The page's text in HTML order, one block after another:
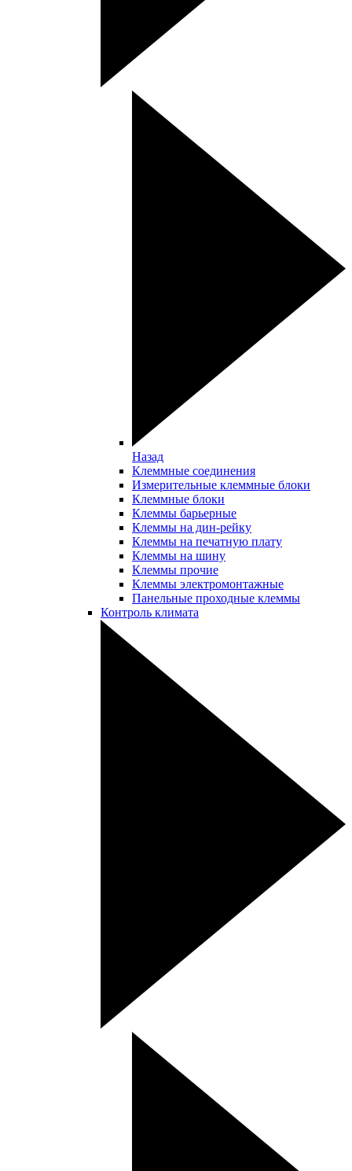
Назад
Клеммные соединения
Измерительные клеммные блоки
Клеммные блоки
Клеммы барьерные
Клеммы на дин-рейку
Клеммы на печатную плату
Клеммы на шину
Клеммы прочие
Клеммы электромонтажные
Панельные проходные клеммы
Контроль климата